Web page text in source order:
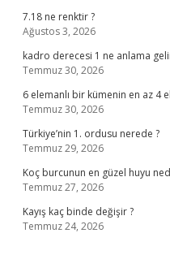
7.18 ne renktir ?
Ağustos 3, 2026
kadro derecesi 1 ne anlama
Temmuz 30, 2026
6 elemanlı bir kümenin en az 4
Temmuz 30, 2026
Türkiye’nin 1. ordusu nerede ?
Temmuz 29, 2026
Koç burcunun en güzel huyu
Temmuz 27, 2026
Kayış kaç binde değişir ?
Temmuz 24, 2026